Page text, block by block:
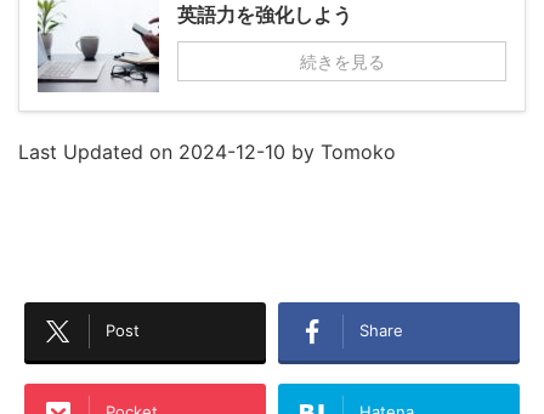
英語力を強化しよう
続きを見る
Last Updated on 2024-12-10 by Tomoko
Post Share